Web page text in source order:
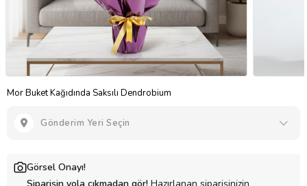
Mor Buket Kağıdında Saksılı Dendrobium
Gönderim Yeri Seçin
Görsel Onayı!